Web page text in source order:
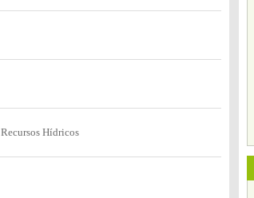
Hídricos